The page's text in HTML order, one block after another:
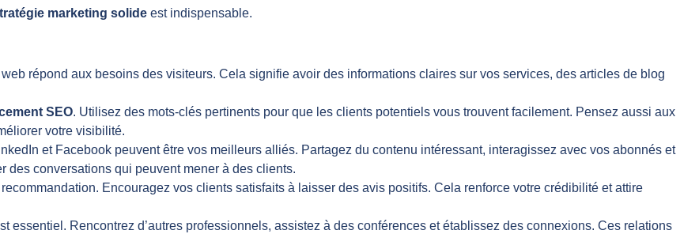
marketing solide est indispensable.
répond aux besoins des visiteurs. Cela signifie avoir des informations claires sur vos services, des articles de blog
SEO. Utilisez des mots-clés pertinents pour que les clients potentiels vous trouvent facilement. Pensez aussi aux
votre visibilité.
et Facebook peuvent être vos meilleurs alliés. Partagez du contenu intéressant, interagissez avec vos abonnés et
des conversations qui peuvent mener à des clients.
Encouragez vos clients satisfaits à laisser des avis positifs. Cela renforce votre crédibilité et attire
essentiel. Rencontrez d’autres professionnels, assistez à des conférences et établissez des connexions. Ces relations